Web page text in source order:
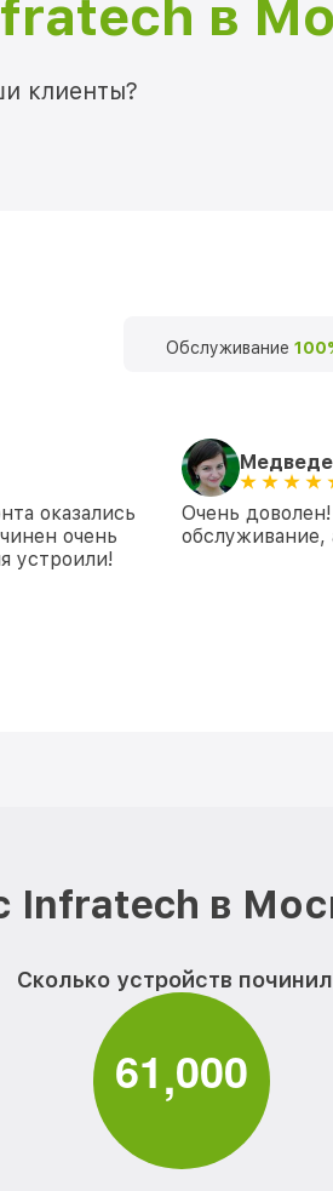
в
клиенты?
Обслуживание
оказались
очень
устроили!
Очень
обслуживание,
Infratech в
Сколько устройств
61,000